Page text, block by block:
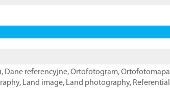
, Dane referencyjne,Ortofotogram,Ortofotomapa
, Land image, Land photography, Referential